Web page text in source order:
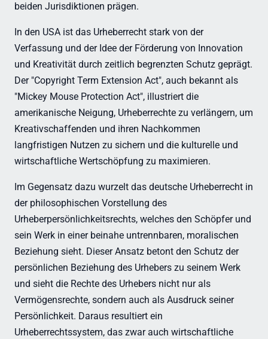
beiden Jurisdiktionen prägen.
In den USA ist das Urheberrecht stark von der
Verfassung und der Idee der Förderung von Innovation
und Kreativität durch zeitlich begrenzten Schutz geprägt.
Der "Copyright Term Extension Act", auch bekannt als
"Mickey Mouse Protection Act", illustriert die
amerikanische Neigung, Urheberrechte zu verlängern, um
Kreativschaffenden und ihren Nachkommen
langfristigen Nutzen zu sichern und die kulturelle und
wirtschaftliche Wertschöpfung zu maximieren.
Im Gegensatz dazu wurzelt das deutsche Urheberrecht in
der philosophischen Vorstellung des
Urheberpersönlichkeitsrechts, welches den Schöpfer und
sein Werk in einer beinahe untrennbaren, moralischen
Beziehung sieht. Dieser Ansatz betont den Schutz der
persönlichen Beziehung des Urhebers zu seinem Werk
und sieht die Rechte des Urhebers nicht nur als
Vermögensrechte, sondern auch als Ausdruck seiner
Persönlichkeit. Daraus resultiert ein
Urheberrechtssystem, das zwar auch wirtschaftliche